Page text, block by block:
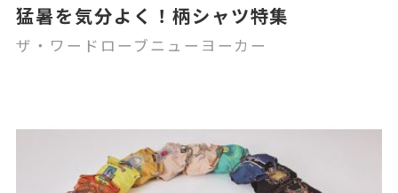
猛暑を気分よく！柄シャツ特集
ザ・ワードローブニューヨーカー